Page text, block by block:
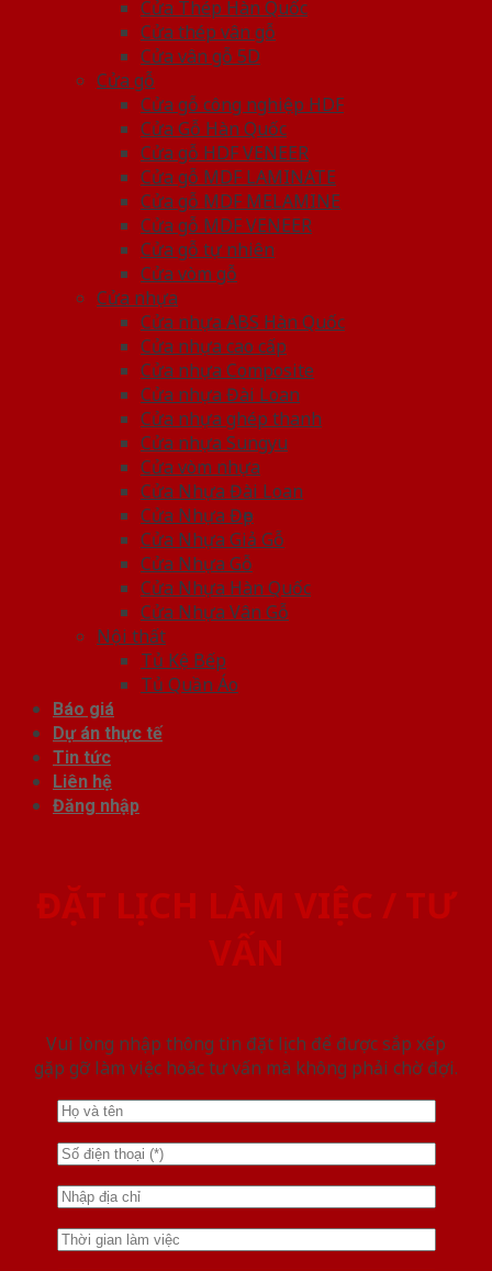
Cửa Thép Hàn Quốc
Cửa thép vân gỗ
Cửa vân gỗ 5D
Cửa gỗ
Cửa gỗ công nghiệp HDF
Cửa Gỗ Hàn Quốc
Cửa gỗ HDF VENEER
Cửa gỗ MDF LAMINATE
Cửa gỗ MDF MELAMINE
Cửa gỗ MDF VENEER
Cửa gỗ tự nhiên
Cửa vòm gỗ
Cửa nhựa
Cửa nhựa ABS Hàn Quốc
Cửa nhựa cao cấp
Cửa nhựa Composite
Cửa nhựa Đài Loan
Cửa nhựa ghép thanh
Cửa nhựa Sungyu
Cửa vòm nhựa
Cửa Nhựa Đài Loan
Cửa Nhựa Đẹp
Cửa Nhựa Giả Gỗ
Cửa Nhựa Gỗ
Cửa Nhựa Hàn Quốc
Cửa Nhựa Vân Gỗ
Nội thất
Tủ Kệ Bếp
Tủ Quần Áo
Báo giá
Dự án thực tế
Tin tức
Liên hệ
Đăng nhập
ĐẶT LỊCH LÀM VIỆC / TƯ
VẤN
Vui lòng nhập thông tin đặt lịch để được sắp xếp
gặp gỡ làm việc hoăc tư vấn mà không phải chờ đợi.